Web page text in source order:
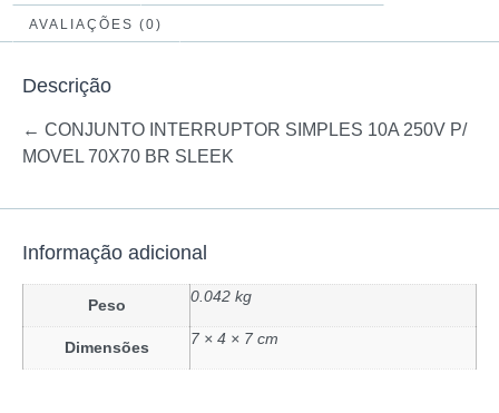
AVALIAÇÕES (0)
Descrição
← CONJUNTO INTERRUPTOR SIMPLES 10A 250V P/
MOVEL 70X70 BR SLEEK
Informação adicional
Peso 0.042 kg
Dimensões 7 × 4 × 7 cm